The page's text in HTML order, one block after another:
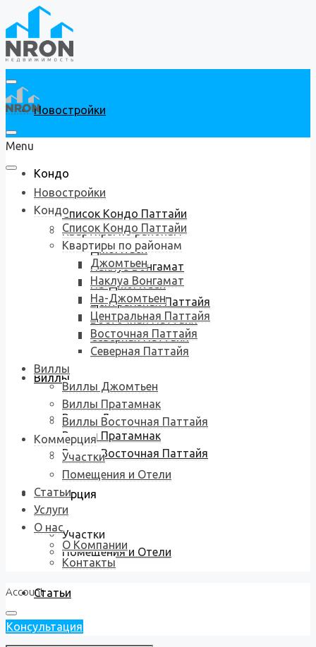
Новостройки
Кондо
Список Кондо Паттайи
Квартиры по районам
Джомтьен
Наклуа Вонгамат
На-Джомтьен
Центральная Паттайя
Восточная Паттайя
Северная Паттайя
Виллы
Виллы Джомтьен
Виллы Пратамнак
Виллы Восточная Паттайя
Коммерция
Участки
Помещения и Отели
Статьи
Menu
Новостройки
Кондо
Список Кондо Паттайи
Квартиры по районам
Джомтьен
Наклуа Вонгамат
На-Джомтьен
Центральная Паттайя
Восточная Паттайя
Северная Паттайя
Виллы
Виллы Джомтьен
Виллы Пратамнак
Виллы Восточная Паттайя
Коммерция
Участки
Помещения и Отели
Статьи
Услуги
О нас
О Компании
Контакты
Account
Консультация